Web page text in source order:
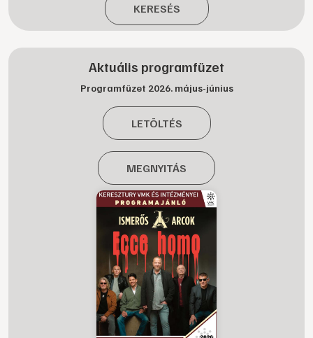
KERESÉS
Aktuális programfüzet
Programfüzet 2026. május-június
LETÖLTÉS
MEGNYITÁS